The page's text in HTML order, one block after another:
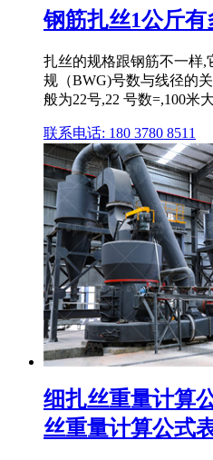
钢筋扎丝1公斤
扎丝的规格跟钢筋不一样
规（BWG)号数与线径的
般为22号,22 号数=,100米
联系电话: 180 3780 8511
细扎丝重量计算
丝重量计算公式